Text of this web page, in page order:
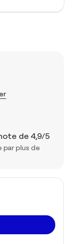
de 4,9/5
par plus de